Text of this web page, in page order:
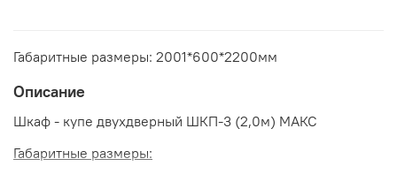
Габаритные размеры: 2001*600*2200мм
Описание
Шкаф - купе двухдверный ШКП-3 (2,0м) МАКС
Габаритные размеры: